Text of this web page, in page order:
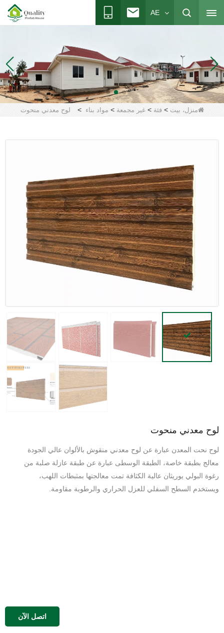
AE
منزل، بيت > فئة >غير مجمعة > مواد بناء > لوح معدني منحوت
لوح معدني منحوت
لوح نحت المعدن عبارة عن لوح معدني منقوش بالألوان عالي الجودة
معالج بطبقة خاصة، الطبقة الوسطى عبارة عن طبقة عازلة صلبة من
رغوة البولي يوريثان عالية الكثافة تمت معالجتها بمثبطات اللهب،
ويستخدم السطح السفلي للعزل الحراري والرطوبة مقاومة.
اتصل الآن